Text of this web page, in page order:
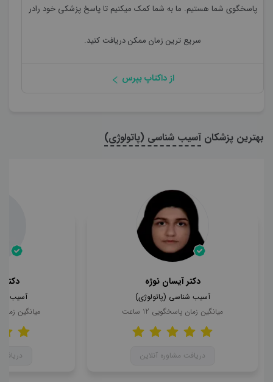
پاسخگوی شما هستیم. ما به شما کمک میکنیم تا پاسخ پزشکی خود رادر
سریع ترین زمان ممکن دریافت کنید.
از داکتاپ بپرس
بهترین پزشکان آسیب شناسی (پاتولوژی)
دکتر آیسان نوژه
آسیب شناسی (پاتولوژی)
میانگین زمان پاسخگویی 12 ساعت
دریافت مشاوره آنلاین
دکتر
آسیب
میانگین